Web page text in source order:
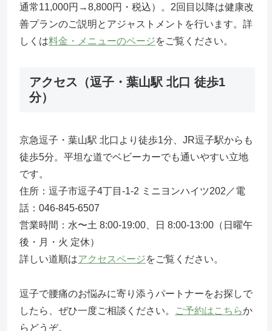
通常11,000円→8,800円・税込）。2回目以降は健康改
善プランのご説明とアジャストメントを行います。詳
しくは料金・メニューのページをご覧ください。
アクセス（逗子・葉山駅 北口 徒歩1
分）
京急逗子・葉山駅 北口より徒歩1分、JR逗子駅からも
徒歩5分。平坦な道でベビーカーでも通いやすい立地
です。
住所：逗子市逗子4丁目-1-2 ミニヨンハイツ202／電
話：046-845-6507
営業時間：水〜土 8:00-19:00、日 8:00-13:00（日曜午
後・月・火 定休）
詳しい道順はアクセスページをご覧ください。
逗子で腰痛のお悩みに寄り添うパートナーをお探しで
したら、ぜひ一度ご相談ください。
ご予約はこちらか
らどうぞ。